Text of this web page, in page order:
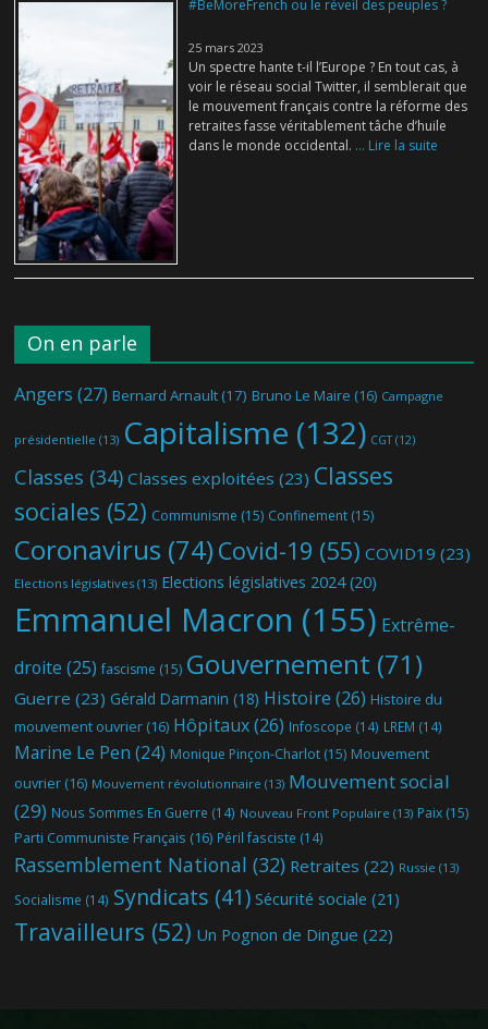
#BeMoreFrench ou le réveil des peuples ?
25 mars 2023
Un spectre hante t-il l’Europe ? En tout cas, à
voir le réseau social Twitter, il semblerait que
le mouvement français contre la réforme des
retraites fasse véritablement tâche d’huile
dans le monde occidental. ... Lire la suite
On en parle
Angers (27) Bernard Arnault (17) Bruno Le Maire (16) Campagne
présidentielle (13) Capitalisme (132) CGT(12)
Classes (34) Classes exploitées (23) Classes
sociales (52) Communisme (15) Confinement (15)
Coronavirus (74) Covid-19 (55) COVID19 (23)
Elections législatives (13) Elections législatives 2024(20)
Emmanuel Macron (155) Extrême-
droite (25) fascisme (15) Gouvernement (71)
Guerre (23) Gérald Darmanin (18) Histoire (26) Histoire du
mouvement ouvrier (16) Hôpitaux(26) Infoscope (14) LREM (14)
Marine Le Pen (24) Monique Pinçon-Charlot (15) Mouvement
ouvrier (16) Mouvement révolutionnaire (13) Mouvement social
(29) Nous Sommes En Guerre (14) Nouveau Front Populaire (13) Paix (15)
Parti Communiste Français (16) Péril fasciste (14)
Rassemblement National (32) Retraites (22) Russie (13)
Socialisme (14) Syndicats (41) Sécurité sociale (21)
Travailleurs (52) Un Pognon de Dingue (22)